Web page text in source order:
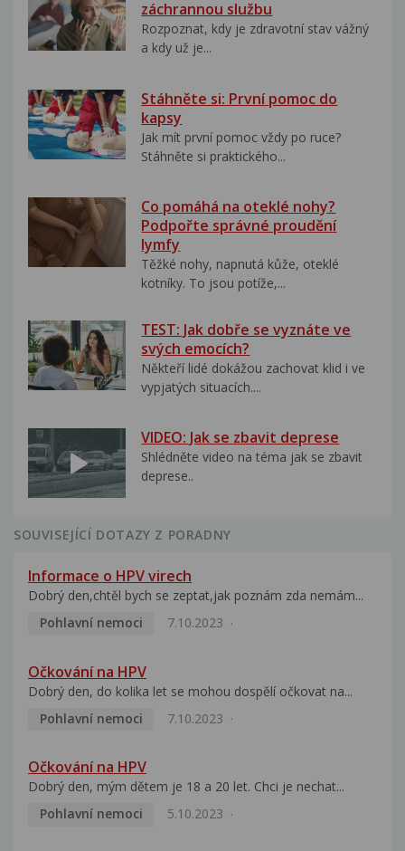
záchrannou službu
Rozpoznat, kdy je zdravotní stav vážný
a kdy už je...
Stáhněte si: První pomoc do
kapsy
Jak mít první pomoc vždy po ruce?
Stáhněte si praktického...
Co pomáhá na oteklé nohy?
Podpořte správné proudění
lymfy
Těžké nohy, napnutá kůže, oteklé
kotníky. To jsou potíže,...
TEST: Jak dobře se vyznáte ve
svých emocích?
Někteří lidé dokážou zachovat klid i ve
vypjatých situacích....
VIDEO: Jak se zbavit deprese
Shlédněte video na téma jak se zbavit
deprese..
SOUVISEJÍCÍ DOTAZY Z PORADNY
Informace o HPV virech
Dobrý den,chtěl bych se zeptat,jak poznám zda nemám...
Pohlavní nemoci
7.10.2023
Očkování na HPV
Dobrý den, do kolika let se mohou dospělí očkovat na...
Pohlavní nemoci
7.10.2023
Očkování na HPV
Dobrý den, mým dětem je 18 a 20 let. Chci je nechat...
Pohlavní nemoci
5.10.2023